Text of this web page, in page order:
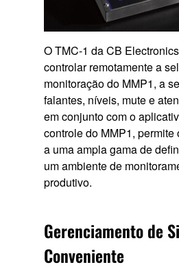
O TMC-1 da CB
controlar remotamente a
monitoração do MMP1, a
falantes, níveis, mute e
em conjunto com o
controle do MMP1,
a uma ampla gama de
um ambiente de
produtivo.
Gerenciamento de
Conveniente